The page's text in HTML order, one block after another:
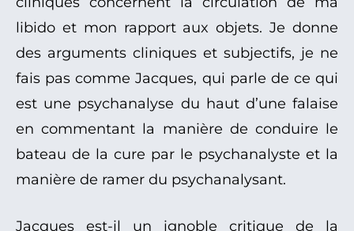
libido et mon rapport aux objets. Je donne
des arguments cliniques et subjectifs, je ne
fais pas comme Jacques, qui parle de ce qui
est une psychanalyse du haut d’une falaise
en commentant la manière de conduire le
bateau de la cure par le psychanalyste et la
manière de ramer du psychanalysant.
Jacques est-il un ignoble critique de la